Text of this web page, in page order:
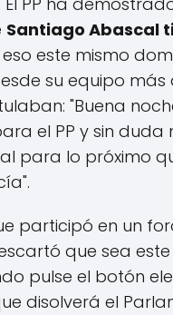
Santiago Abascal
eso este mismo
su equipo más
"Buena
el PP y sin duda
para lo próximo
participó en un
que sea
pulse el botón
disolverá el